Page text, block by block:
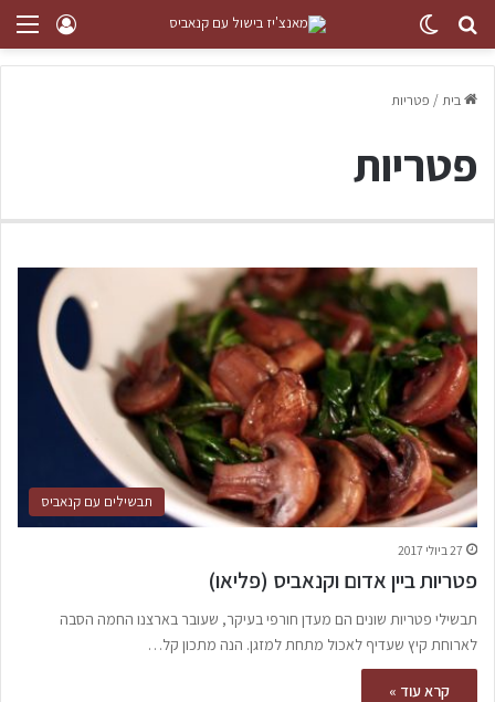
בית/ פטריות
פטריות
תבשילים עם קנאביס
27 ביולי 2017
פטריות ביין אדום וקנאביס (פליאו)
תבשילי פטריות שונים הם מעדן חורפי בעיקר, שעובר בארצנו החמה הסבה
לארוחת קיץ שעדיף לאכול מתחת למזגן. הנה מתכון קל…
קרא עוד »